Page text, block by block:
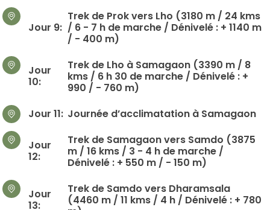
Jour 9:
Trek de Prok vers Lho (3180 m / 24 kms
/ 6 - 7 h de marche / Dénivelé : + 1140 m
/ - 400 m)
Jour
10:
Trek de Lho à Samagaon (3390 m / 8
kms / 6 h 30 de marche / Dénivelé : +
990 / - 760 m)
Jour 11: Journée d’acclimatation à Samagaon
Jour
12:
Trek de Samagaon vers Samdo (3875
m / 16 kms / 3 - 4 h de marche /
Dénivelé : + 550 m / - 150 m)
Jour
13:
Trek de Samdo vers Dharamsala
(4460 m / 11 kms / 4 h / Dénivelé : + 780